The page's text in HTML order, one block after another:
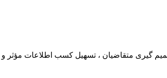
متقاضیان ، تسهیل کسب اطلاعات مؤثر و